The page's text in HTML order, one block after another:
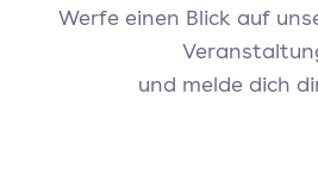
Werfe einen Blick auf
und melde dich